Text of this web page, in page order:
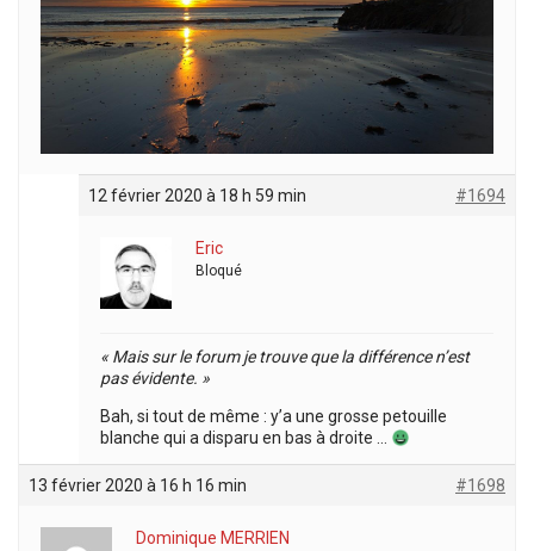
12 février 2020 à 18 h 59 min #1694
Eric
Bloqué
« Mais sur le forum je trouve que la différence n’est
pas évidente. »
Bah, si tout de même : y’a une grosse petouille
blanche qui a disparu en bas à droite …
13 février 2020 à 16 h 16 min #1698
Dominique MERRIEN